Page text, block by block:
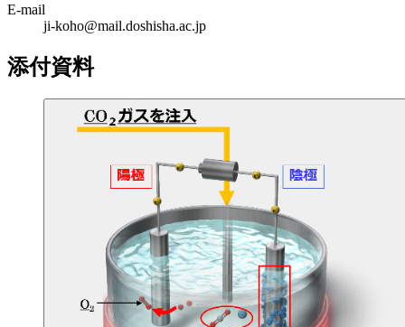
E-mail
ji-koho@mail.doshisha.ac.jp
添付資料